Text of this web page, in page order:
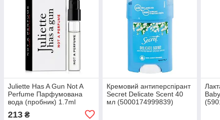
Juliette Has A Gun Not A
Perfume Парфумована
вода (пробник) 1.7ml
213 ₴
Кремовий антиперспірант
Secret Delicate Scent 40
мл (5000174999839)